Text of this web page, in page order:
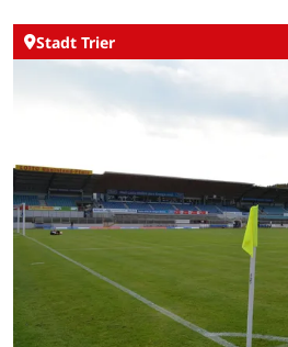
Stadt Trier